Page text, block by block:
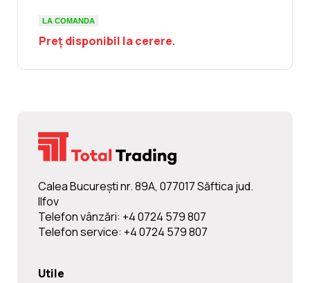
LA COMANDA
Preț disponibil la cerere.
Calea Bucureşti nr. 89A, 077017 Săftica jud.
Ilfov
Telefon vânzări: +4 0724 579 807
Telefon service: +4 0724 579 807
Utile